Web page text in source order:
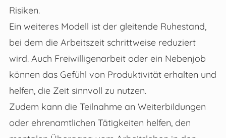
Risiken.
Ein weiteres Modell ist der gleitende Ruhestand,
bei dem die Arbeitszeit schrittweise reduziert
wird. Auch Freiwilligenarbeit oder ein Nebenjob
können das Gefühl von Produktivität erhalten und
helfen, die Zeit sinnvoll zu nutzen.
Zudem kann die Teilnahme an Weiterbildungen
oder ehrenamtlichen Tätigkeiten helfen, den